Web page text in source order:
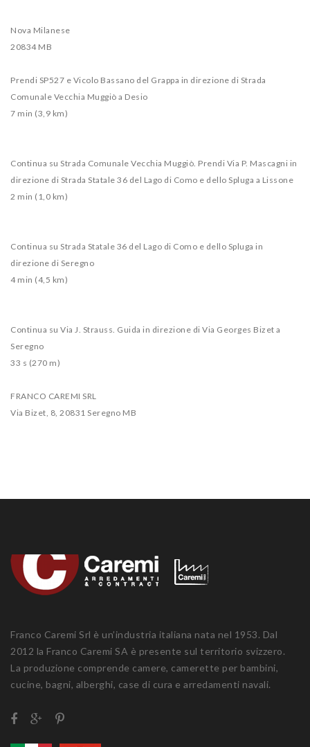
Nova Milanese
20834 MB
Prendi SP527 e Vicolo Bassano del Grappa in direzione di Strada
Comunale Vecchia Muggiò a Desio
7 min (3,9 km)
Continua su Strada Comunale Vecchia Muggiò. Prendi Via P. Mascagni in
direzione di Strada Statale 36 del Lago di Como e dello Spluga a Lissone
2 min (1,0 km)
Continua su Strada Statale 36 del Lago di Como e dello Spluga in
direzione di Seregno
4 min (4,5 km)
Continua su Via J. Strauss. Guida in direzione di Via Georges Bizet a
Seregno
33 s (270 m)
FRANCO CAREMI SRL
Via Bizet, 8, 20831 Seregno MB
Franco Caremi Srl è un’industria italiana nata nel 1953. Dal
2012 la Franco Caremi SA è presente sul territorio svizzero.
La produzione comprende camere, camerette per bambini,
cucine, bagni, alberghi, case di cura e arredamenti navali.